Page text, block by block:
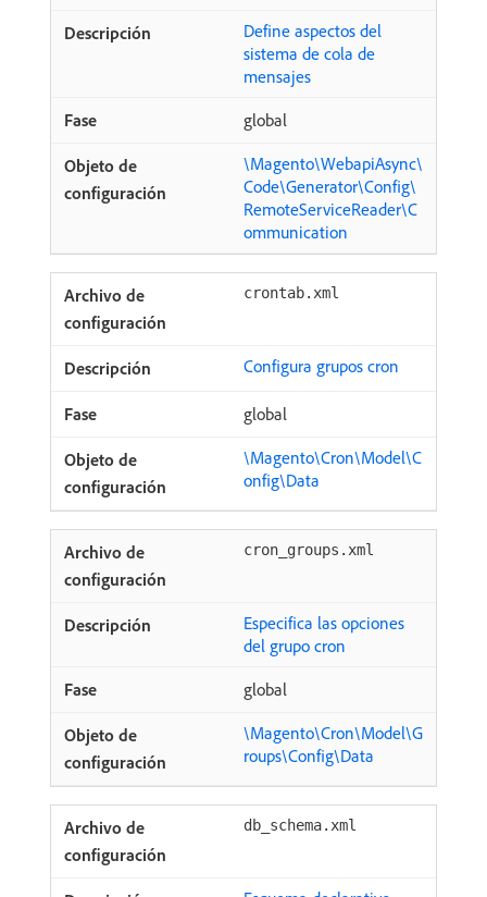
Define aspectos del
sistema de cola de
mensajes
global
\Magento\WebapiAsync\
Code\Generator\Config\
RemoteServiceReader\C
ommunication
crontab.xml
Configura grupos cron
global
\Magento\Cron\Model\C
onfig\Data
cron_groups.xml
Especifica las opciones
del grupo cron
global
\Magento\Cron\Model\G
roups\Config\Data
db_schema.xml